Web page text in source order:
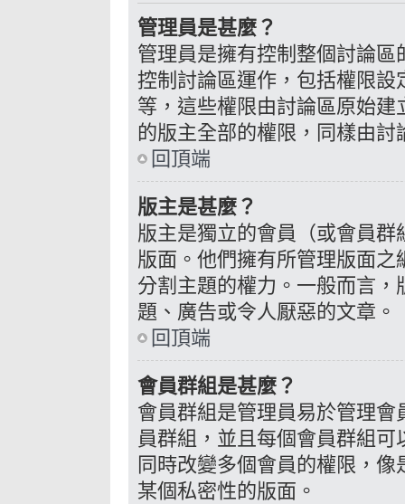
管理員是甚麼？
管理員是擁有控制整個討論
控制討論區運作，包括權限
等，這些權限由討論區原始
的版主全部的權限，同樣由
回頂端
版主是甚麼？
版主是獨立的會員（或會員
版面。他們擁有所管理版面
分割主題的權力。一般而言
題、廣告或令人厭惡的文章。
回頂端
會員群組是甚麼？
會員群組是管理員易於管理
員群組，並且每個會員群組
同時改變多個會員的權限，
某個私密性的版面。